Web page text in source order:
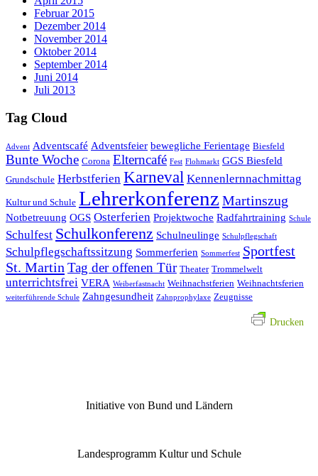
Februar 2015
Dezember 2014
November 2014
Oktober 2014
September 2014
Juni 2014
Juli 2013
Tag Cloud
Advent Adventscafé Adventsfeier bewegliche Ferientage Biesfeld
Bunte Woche Corona Elterncafé Fest Flohmarkt GGS Biesfeld
Grundschule Herbstferien Karneval Kennenlernnachmittag
Kultur und Schule Lehrerkonferenz Martinszug
Notbetreuung OGS Osterferien Projektwoche Radfahrtraining Schule
Schulfest Schulkonferenz Schulneulinge Schulpflegschaft
Schulpflegschaftssitzung Sommerferien Sommerfest Sportfest
St. Martin Tag der offenen Tür Theater Trommelwelt
unterrichtsfrei VERA Weiberfastnacht Weihnachstferien Weihnachtsferien
weiterführende Schule Zahngesundheit Zahnprophylaxe Zeugnisse
Drucken
Initiative von Bund und Ländern
Landesprogramm Kultur und Schule